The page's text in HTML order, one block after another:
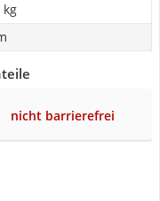
kg
nicht barrierefrei